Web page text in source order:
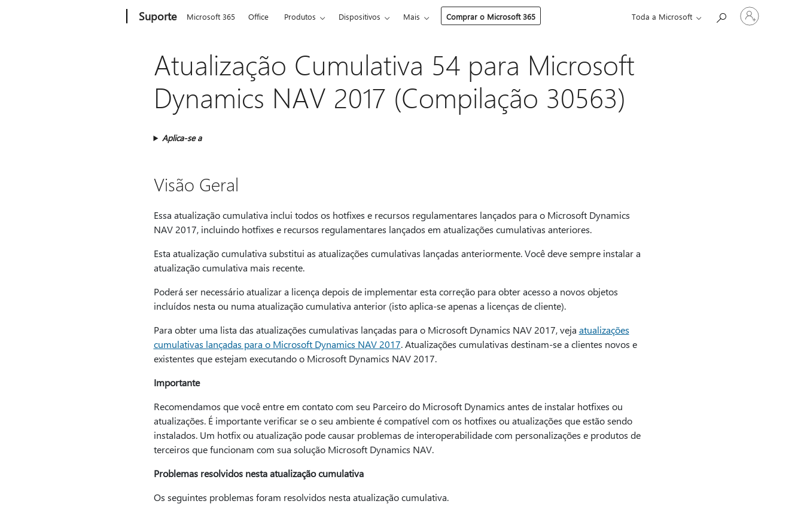
Suporte Microsoft 365 Office Produtos Dispositivos Mais Comprar o Microsoft 365 Toda a Microsoft
Entre
em
sua
Atualização Cumulativa 54 para Microsoft
Dynamics NAV 2017 (Compilação 30563)
Aplica-se a
Visão Geral
Essa atualização cumulativa inclui todos os hotfixes e recursos regulamentares lançados para o Microsoft Dynamics
NAV 2017, incluindo hotfixes e recursos regulamentares lançados em atualizações cumulativas anteriores.
Esta atualização cumulativa substitui as atualizações cumulativas lançadas anteriormente. Você deve sempre instalar a
atualização cumulativa mais recente.
Poderá ser necessário atualizar a licença depois de implementar esta correção para obter acesso a novos objetos
incluídos nesta ou numa atualização cumulativa anterior (isto aplica-se apenas a licenças de cliente).
Para obter uma lista das atualizações cumulativas lançadas para o Microsoft Dynamics NAV 2017, veja atualizações
cumulativas lançadas para o Microsoft Dynamics NAV 2017. Atualizações cumulativas destinam-se a clientes novos e
existentes que estejam executando o Microsoft Dynamics NAV 2017.
Importante
Recomendamos que você entre em contato com seu Parceiro do Microsoft Dynamics antes de instalar hotfixes ou
atualizações. É importante verificar se o seu ambiente é compatível com os hotfixes ou atualizações que estão sendo
instalados. Um hotfix ou atualização pode causar problemas de interoperabilidade com personalizações e produtos de
terceiros que funcionam com sua solução Microsoft Dynamics NAV.
Problemas resolvidos nesta atualização cumulativa
Os seguintes problemas foram resolvidos nesta atualização cumulativa.